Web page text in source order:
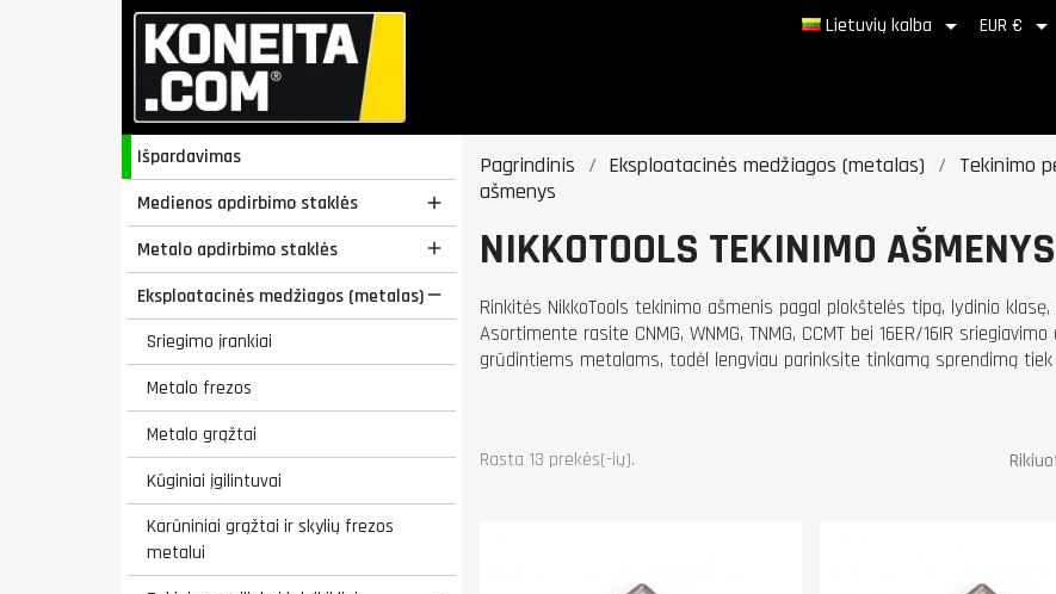
Lietuvių kalba  EUR € 
Išpardavimas
Medienos apdirbimo staklės

Metalo apdirbimo staklės 
Eksploatacinės medžiagos (metalas)
Sriegimo įrankiai
Metalo frezos
Metalo grąžtai
Kūginiai įgilintuvai
Karūniniai grąžtai ir skylių frezos
metalui
Pagrindinis Eksploatacinės medžiagos (metalas) Tekinimo
ašmenys
NIKKOTOOLS TEKINIMO AŠMENYS
Rinkitės NikkoTools tekinimo ašmenis pagal plokštelės tipą, lydinio
Asortimente rasite CNMG, WNMG, TNMG, CCMT bei 16ER/16IR
grūdintiems metalams, todėl lengviau parinksite tinkamą sprendimą
Rasta 13 prekės(-ių).